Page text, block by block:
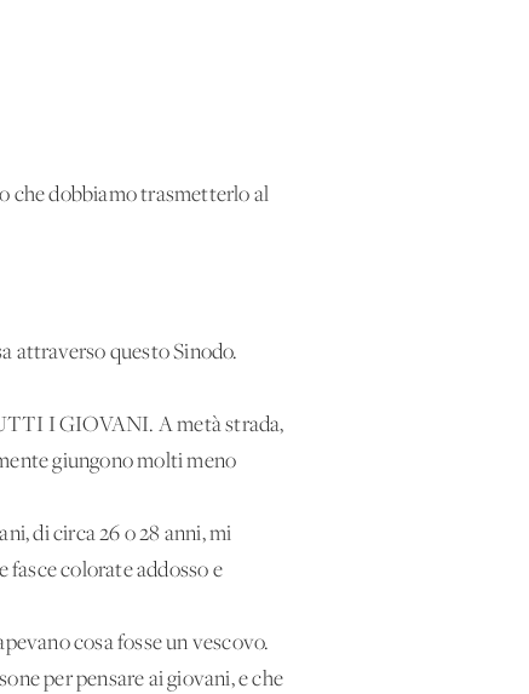
che dobbiamo trasmetterlo al
attraverso questo Sinodo.
I GIOVANI. A metà strada,
giungono molti meno
di circa 26 o 28 anni, mi
fasce colorate addosso e
cosa fosse un vescovo.
per pensare ai giovani, e che